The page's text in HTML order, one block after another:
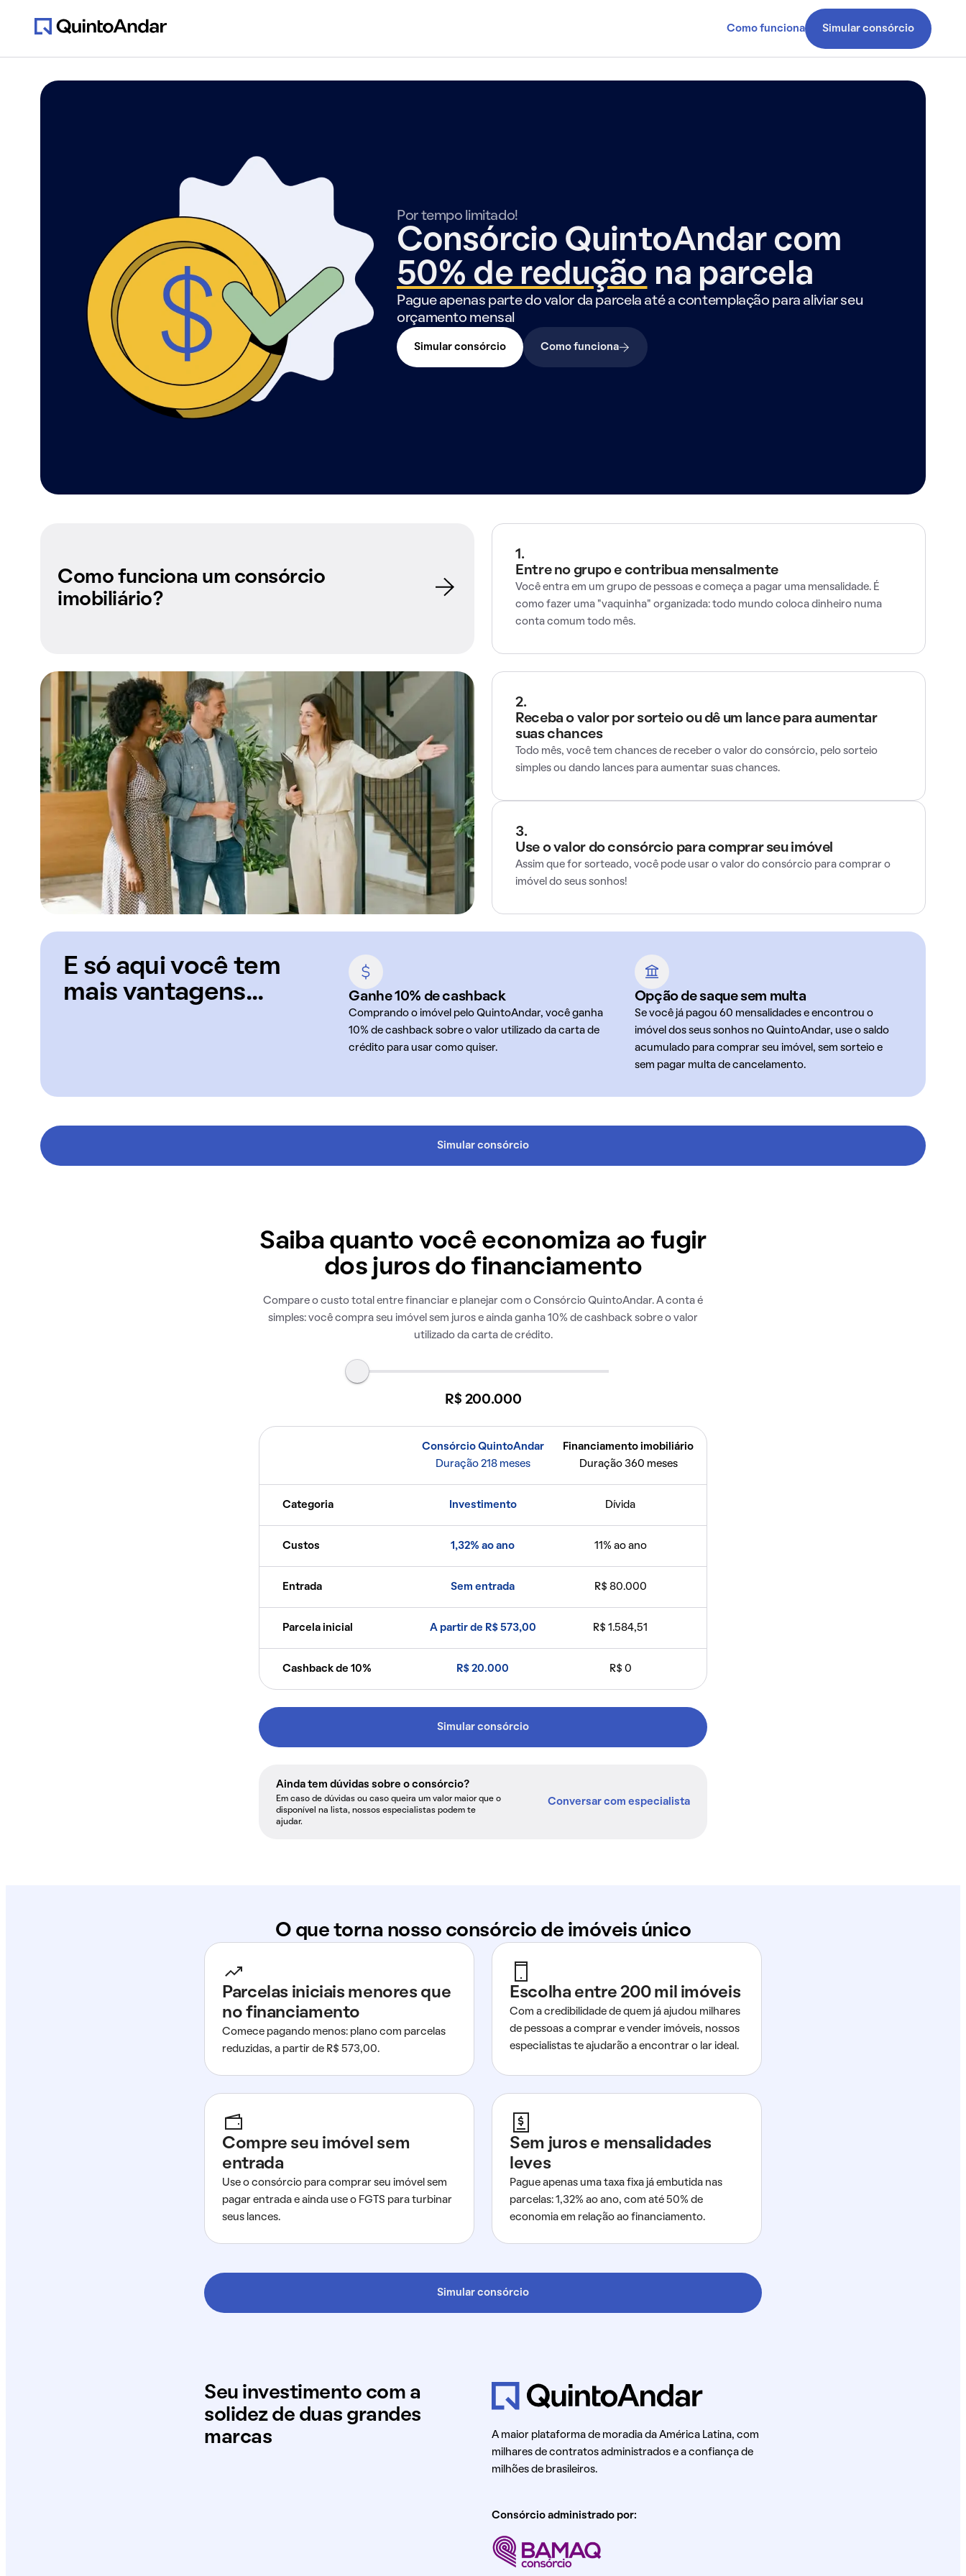
Como funciona Simular consórcio
Por tempo limitado!
Consórcio QuintoAndar com
50% de redução na parcela
Pague apenas parte do valor da parcela até a contemplação para aliviar seu
orçamento mensal
Simular consórcio Como funciona
Como funciona um consórcio
imobiliário?
1.
Entre no grupo e contribua mensalmente
Você entra em um grupo de pessoas e começa a pagar uma mensalidade. É
como fazer uma "vaquinha" organizada: todo mundo coloca dinheiro numa
conta comum todo mês.
2.
Receba o valor por sorteio ou dê um lance para aumentar
suas chances
Todo mês, você tem chances de receber o valor do consórcio, pelo sorteio
simples ou dando lances para aumentar suas chances.
3.
Use o valor do consórcio para comprar seu imóvel
Assim que for sorteado, você pode usar o valor do consórcio para comprar o
imóvel do seus sonhos!
E só aqui você tem
mais vantagens...
Ganhe 10% de cashback
Comprando o imóvel pelo QuintoAndar, você ganha
10% de cashback sobre o valor utilizado da carta de
crédito para usar como quiser.
Opção de saque sem multa
Se você já pagou 60 mensalidades e encontrou o
imóvel dos seus sonhos no QuintoAndar, use o saldo
acumulado para comprar seu imóvel, sem sorteio e
sem pagar multa de cancelamento.
Simular consórcio
Saiba quanto você economiza ao fugir
dos juros do financiamento
Compare o custo total entre financiar e planejar com o Consórcio QuintoAndar. A conta é
simples: você compra seu imóvel sem juros e ainda ganha 10% de cashback sobre o valor
utilizado da carta de crédito.
R$ 200.000
Consórcio QuintoAndar
Duração 218 meses
Financiamento imobiliário
Duração 360 meses
Categoria Investimento Dívida
Custos 1,32% ao ano 11% ao ano
Entrada Sem entrada R$ 80.000
Parcela inicial A partir de R$ 573,00 R$ 1.584,51
Cashback de 10% R$ 20.000 R$ 0
Simular consórcio
Ainda tem dúvidas sobre o consórcio?
Em caso de dúvidas ou caso queira um valor maior que o
disponível na lista, nossos especialistas podem te
ajudar.
Conversar com especialista
O que torna nosso consórcio de imóveis único
Parcelas iniciais menores que
no financiamento
Comece pagando menos: plano com parcelas
reduzidas, a partir de R$ 573,00.
Escolha entre 200 mil imóveis
Com a credibilidade de quem já ajudou milhares
de pessoas a comprar e vender imóveis, nossos
especialistas te ajudarão a encontrar o lar ideal.
Compre seu imóvel sem
entrada
Use o consórcio para comprar seu imóvel sem
pagar entrada e ainda use o FGTS para turbinar
seus lances.
Sem juros e mensalidades
leves
Pague apenas uma taxa fixa já embutida nas
parcelas: 1,32% ao ano, com até 50% de
economia em relação ao financiamento.
Simular consórcio
Seu investimento com a
solidez de duas grandes
marcas
A maior plataforma de moradia da América Latina, com
milhares de contratos administrados e a confiança de
milhões de brasileiros.
Consórcio administrado por: